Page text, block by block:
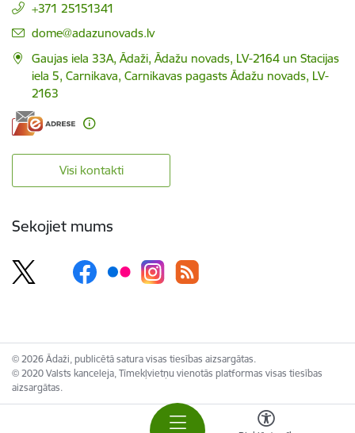
+371 25151341
E-pasts:
dome@adazunovads.lv
Gaujas iela 33A, Ādaži, Ādažu novads, LV-2164 un Stacijas
iela 5, Carnikava, Carnikavas pagasts Ādažu novads, LV-
2163
Visi kontakti
Sekojiet mums
© 2026 Ādaži, publicētā satura visas tiesības aizsargātas.
© 2020 Valsts kanceleja, Tīmekļvietņu vienotās platformas visas tiesības
aizsargātas.